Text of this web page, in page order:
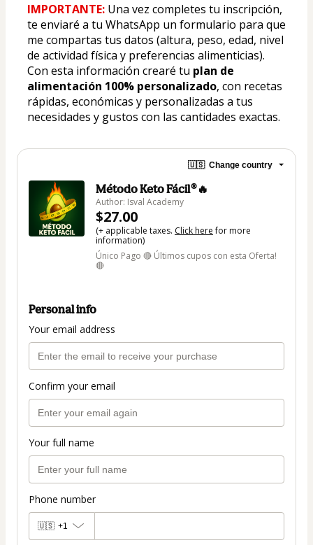
IMPORTANTE: Una vez completes tu inscripción,
te enviaré a tu WhatsApp un formulario para que
me compartas tus datos (altura, peso, edad, nivel
de actividad física y preferencias alimenticias).
Con esta información crearé tu plan de
alimentación 100% personalizado, con recetas
rápidas, económicas y personalizadas a tus
necesidades y gustos con las cantidades exactas.
🇺🇸 Change country
Método Keto Fácil®🔥
Author: Isval Academy
$27.00
(+ applicable taxes. Click herefor more
information)
Único Pago 🔴 Últimos cupos con esta Oferta!
🔴
Personal info
Your email address
Confirm your email
Your full name
Phone number
🇺🇸 +1